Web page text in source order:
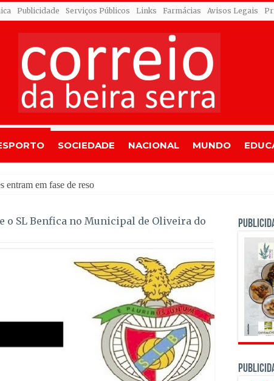
Publicidade Serviços Públicos Links Farmácias Avisos Legais
SOCIEDADE NACIONAL MUNDO
em fase de resolução
o SL Benfica no Municipal de Oliveira do